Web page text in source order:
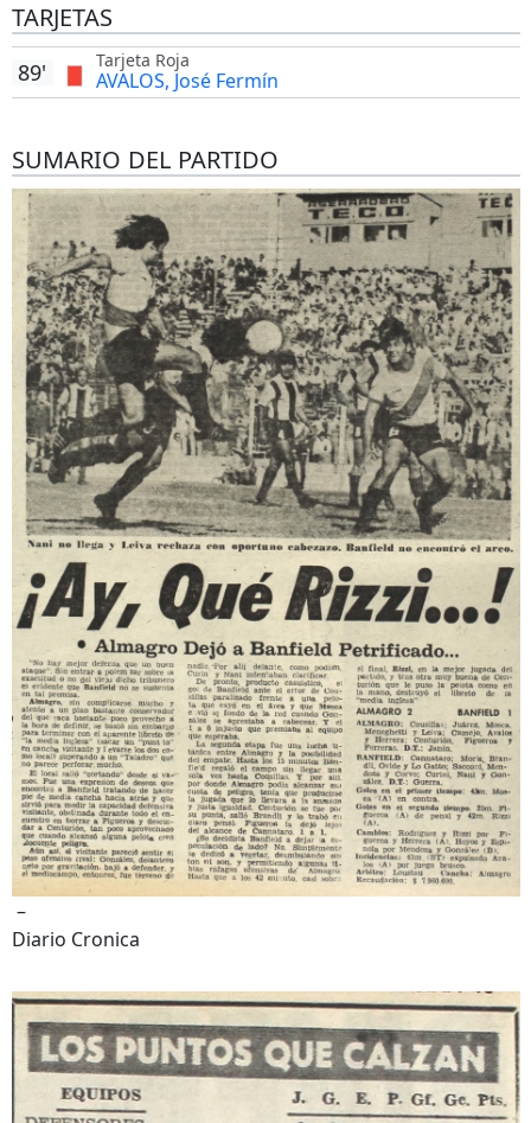
TARJETAS
Tarjeta Roja
AVALOS, José Fermín
89'
SUMARIO DEL PARTIDO
–
Diario Cronica